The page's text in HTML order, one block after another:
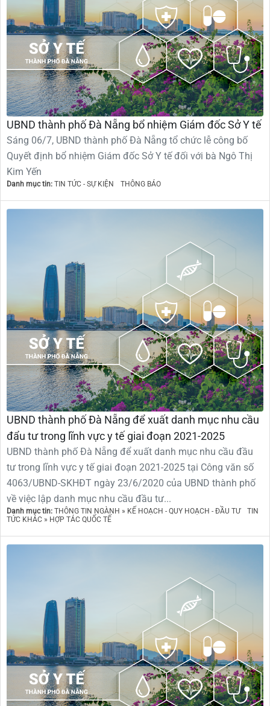
UBND thành phố Đà Nẵng bổ nhiệm Giám đốc Sở Y tế
Sáng 06/7, UBND thành phố Đà Nẵng tổ chức lễ công bố
Quyết định bổ nhiệm Giám đốc Sở Y tế đối với bà Ngô Thị
Kim Yến
Danh mục tin: TIN TỨC - SỰ KIỆN THÔNG BÁO
UBND thành phố Đà Nẵng để xuất danh mục nhu cầu
đẩu tư trong lĩnh vực y tế giai đoạn 2021-2025
UBND thành phố Đà Nẵng để xuất danh mục nhu cầu đầu
tư trong lĩnh vực y tế giai đoạn 2021-2025 tại Công văn số
4063/UBND-SKHĐT ngày 23/6/2020 của UBND thành phố
về việc lập danh mục nhu cầu đầu tư...
Danh mục tin: THÔNG TIN NGÀNH » KẾ HOẠCH - QUY HOẠCH - ĐẦU TƯ
TIN
TỨC KHÁC » HỢP TÁC QUỐC TẾ